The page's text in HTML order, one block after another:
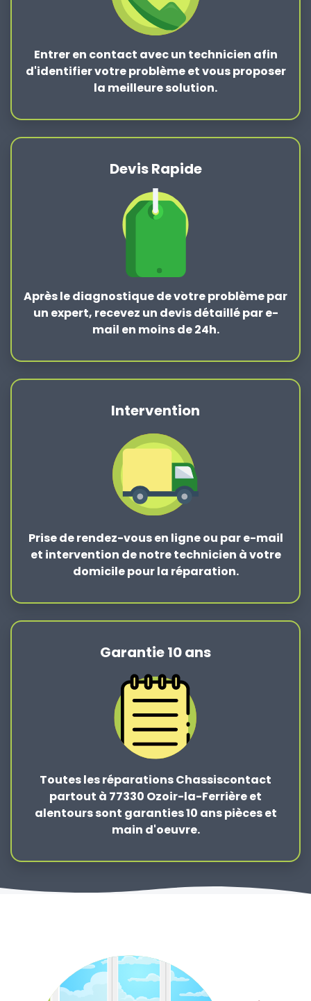
Entrer en contact avec un technicien afin
d'identifier votre problème et vous proposer
la meilleure solution.
Devis Rapide
Après lediagnostique de votre problèmepar
un expert, recevez un devis détaillé par e-
mail en moins de 24h.
Intervention
Prise de rendez-vous en ligne ou par e-mail
et intervention de notre technicien à votre
domicile pour la réparation.
Garantie 10 ans
Toutes les réparations Chassiscontact
partout à 77330 Ozoir-la-Ferrière et
alentours sont garanties 10 ans pièces et
main d'oeuvre.